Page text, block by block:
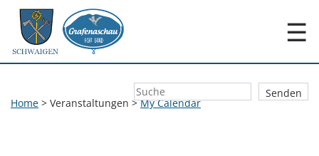
☰
Home > Veranstaltungen >My Calendar